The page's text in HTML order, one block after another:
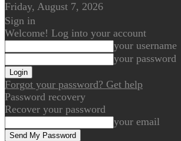
Friday, August 7, 2026
Sign in
Welcome! Log into your account
your username
your password
Forgot your password? Get help
Password recovery
Recover your password
your email